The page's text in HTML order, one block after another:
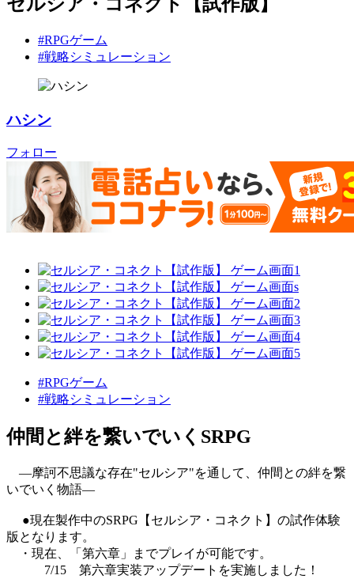
#RPGゲーム
#戦略シミュレーション
ハシン
フォロー
#RPGゲーム
#戦略シミュレーション
仲間と絆を繋いでいくSRPG
―摩訶不思議な存在"セルシア"を通して、仲間との絆を繋
いでいく物語―
●現在製作中のSRPG【セルシア・コネクト】の試作体験
版となります。
・現在、「第六章」までプレイが可能です。
7/15 第六章実装アップデートを実施しました！